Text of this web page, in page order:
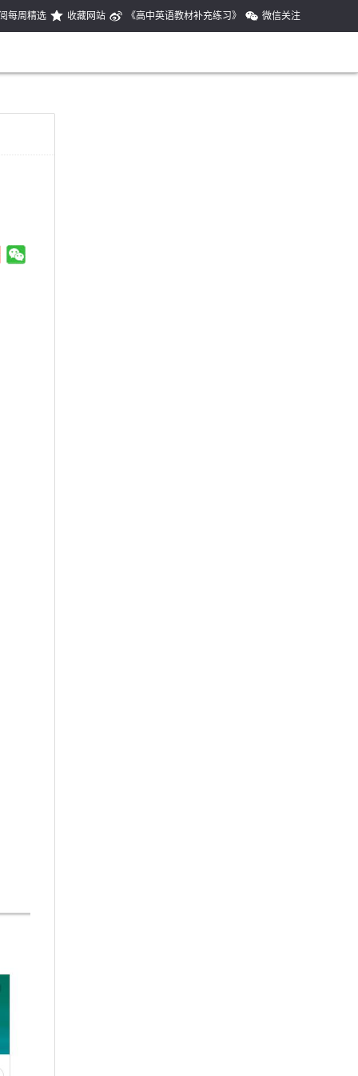
每周精选 收藏网站 《高中英语教材补充练习》 微信关注